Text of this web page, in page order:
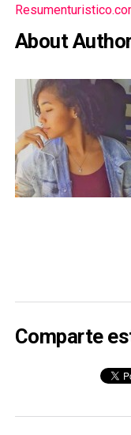
About
Comparte